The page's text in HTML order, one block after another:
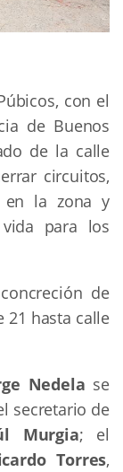
con el
de Buenos
de la calle
circuitos,
en la zona y
para los
de
21 hasta calle
Nedela se
secretario de
Murgia; el
Torres,